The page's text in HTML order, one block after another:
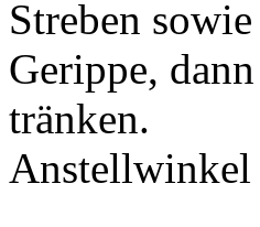
Streben
Gerippe,
tränken.
Anstellwinkel